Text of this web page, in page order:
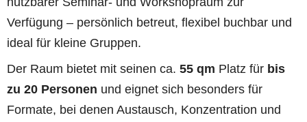
Verfügung – persönlich betreut, flexibel buchbar und
ideal für kleine Gruppen.
Der Raum bietet mit seinen ca. 55 qm Platz für bis
zu 20 Personen und eignet sich besonders für
Formate, bei denen Austausch, Konzentration und